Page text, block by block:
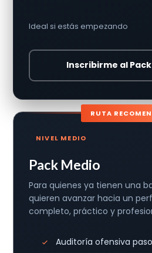
Ideal si estás empezando
Inscribirme al
RUTA
NIVEL MEDIO
Pack Medio
Para quienes ya tienen una
quieren avanzar hacia un
completo, práctico y
Auditoría ofensiva